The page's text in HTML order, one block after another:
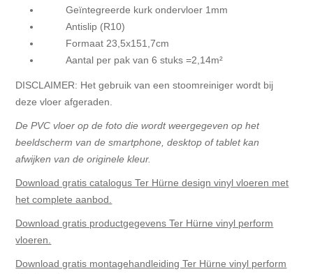
Geïntegreerde kurk ondervloer 1mm
Antislip (R10)
Formaat 23,5x151,7cm
Aantal per pak van 6 stuks =2,14m²
DISCLAIMER: Het gebruik van een stoomreiniger wordt bij
deze vloer afgeraden.
De PVC vloer op de foto die wordt weergegeven op het
beeldscherm van de smartphone, desktop of tablet kan
afwijken van de originele kleur.
Download gratis catalogus Ter Hürne design vinyl vloeren met
het complete aanbod.
Download gratis productgegevens Ter Hürne vinyl perform
vloeren.
Download gratis montagehandleiding Ter Hürne vinyl perform